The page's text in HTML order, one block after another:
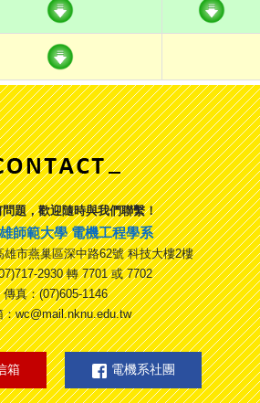
題，歡迎隨時與我們聯繫！
師範大學 電機工程學系
雄市燕巢區深中路62號 科技大樓2樓
2930 轉 7701 或 7702
傳真：(07)605-1146
：wc@mail.nknu.edu.tw
箱 電機系社團